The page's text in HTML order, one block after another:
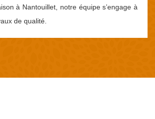
à Nantouillet, notre équipe s’engage à
de qualité.